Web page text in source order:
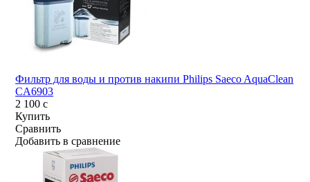
Фильтр для воды и против накипи Philips Saeco AquaClean
CA6903
2 100c
Купить
Сравнить
Добавить в сравнение